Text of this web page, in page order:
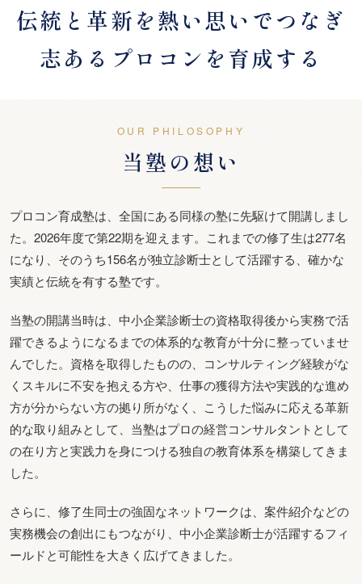
伝統と革新を熱い思いでつなぎ
志あるプロコンを育成する
OUR PHILOSOPHY
当塾の想い
プロコン育成塾は、全国にある同様の塾に先駆けて開講しまし
た。2026年度で第22期を迎えます。これまでの修了生は277名
になり、そのうち156名が独立診断士として活躍する、確かな
実績と伝統を有する塾です。
当塾の開講当時は、中小企業診断士の資格取得後から実務で活
躍できるようになるまでの体系的な教育が十分に整っていませ
んでした。資格を取得したものの、コンサルティング経験がな
くスキルに不安を抱える方や、仕事の獲得方法や実践的な進め
方が分からない方の拠り所がなく、こうした悩みに応える革新
的な取り組みとして、当塾はプロの経営コンサルタントとして
の在り方と実践力を身につける独自の教育体系を構築してきま
した。
さらに、修了生同士の強固なネットワークは、案件紹介などの
実務機会の創出にもつながり、中小企業診断士が活躍するフィ
ールドと可能性を大きく広げてきました。